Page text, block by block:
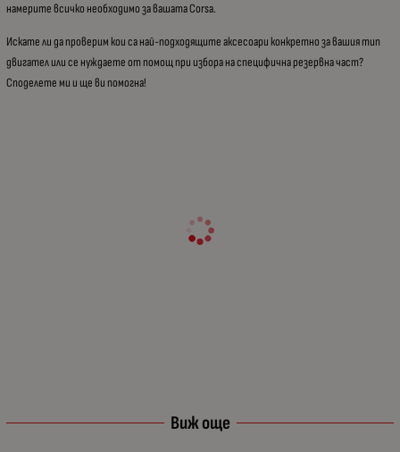
намерите всичко необходимо за вашата Corsa.
Искате ли да проверим кои са най-подходящите аксесоари конкретно за вашия тип
двигател или се нуждаете от помощ при избора на специфична резервна част?
Споделете ми и ще ви помогна!
Виж още